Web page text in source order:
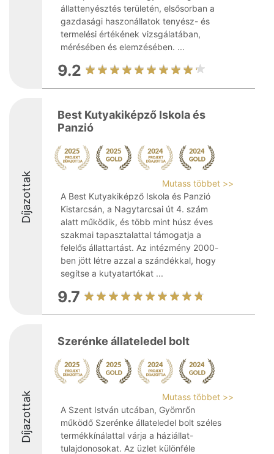
állattenyésztés területén, elsősorban a
gazdasági haszonállatok tenyész- és
termelési értékének vizsgálatában,
mérésében és elemzésében. ...
9.2
Díjazottak
Best Kutyakiképző Iskola és
Panzió
Mutass többet >>
A Best Kutyakiképző Iskola és Panzió
Kistarcsán, a Nagytarcsai út 4. szám
alatt működik, és több mint húsz éves
szakmai tapasztalattal támogatja a
felelős állattartást. Az intézmény 2000-
ben jött létre azzal a szándékkal, hogy
segítse a kutyatartókat ...
9.7
Díjazottak
Szerénke állateledel bolt
Mutass többet >>
A Szent István utcában, Gyömrőn
működő Szerénke állateledel bolt széles
termékkínálattal várja a háziállat-
tulajdonosokat. Az üzlet különféle